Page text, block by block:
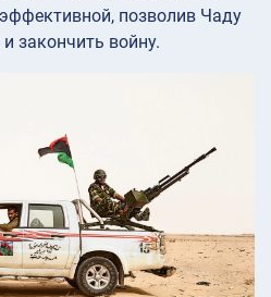
позволив Чаду
закончить войну.